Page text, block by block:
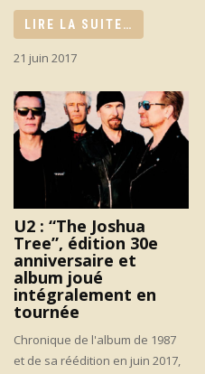
LIRE LA SUITE…
21 juin 2017
U2 : “The Joshua
Tree”, édition 30e
anniversaire et
album joué
intégralement en
tournée
Chronique de l'album de 1987
et de sa réédition en juin 2017,